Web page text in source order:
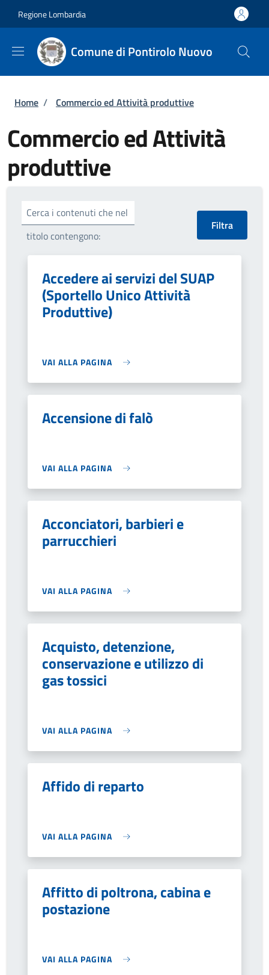
Regione Lombardia
Comune di Pontirolo Nuovo
Briciole di pane
Home / Commercio ed Attività produttive
Commercio ed Attività
produttive
Cerca i contenuti che nel
titolo contengono:
Accedere ai servizi del SUAP
(Sportello Unico Attività
Produttive)
VAI ALLA PAGINA
Accensione di falò
VAI ALLA PAGINA
Acconciatori, barbieri e
parrucchieri
VAI ALLA PAGINA
Acquisto, detenzione,
conservazione e utilizzo di
gas tossici
VAI ALLA PAGINA
Affido di reparto
VAI ALLA PAGINA
Affitto di poltrona, cabina e
postazione
VAI ALLA PAGINA